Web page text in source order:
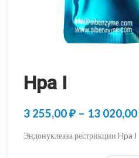
Hpa I
3 255,00₽ – 13 020,00
Эндонуклеаза рестрикции Hpa I